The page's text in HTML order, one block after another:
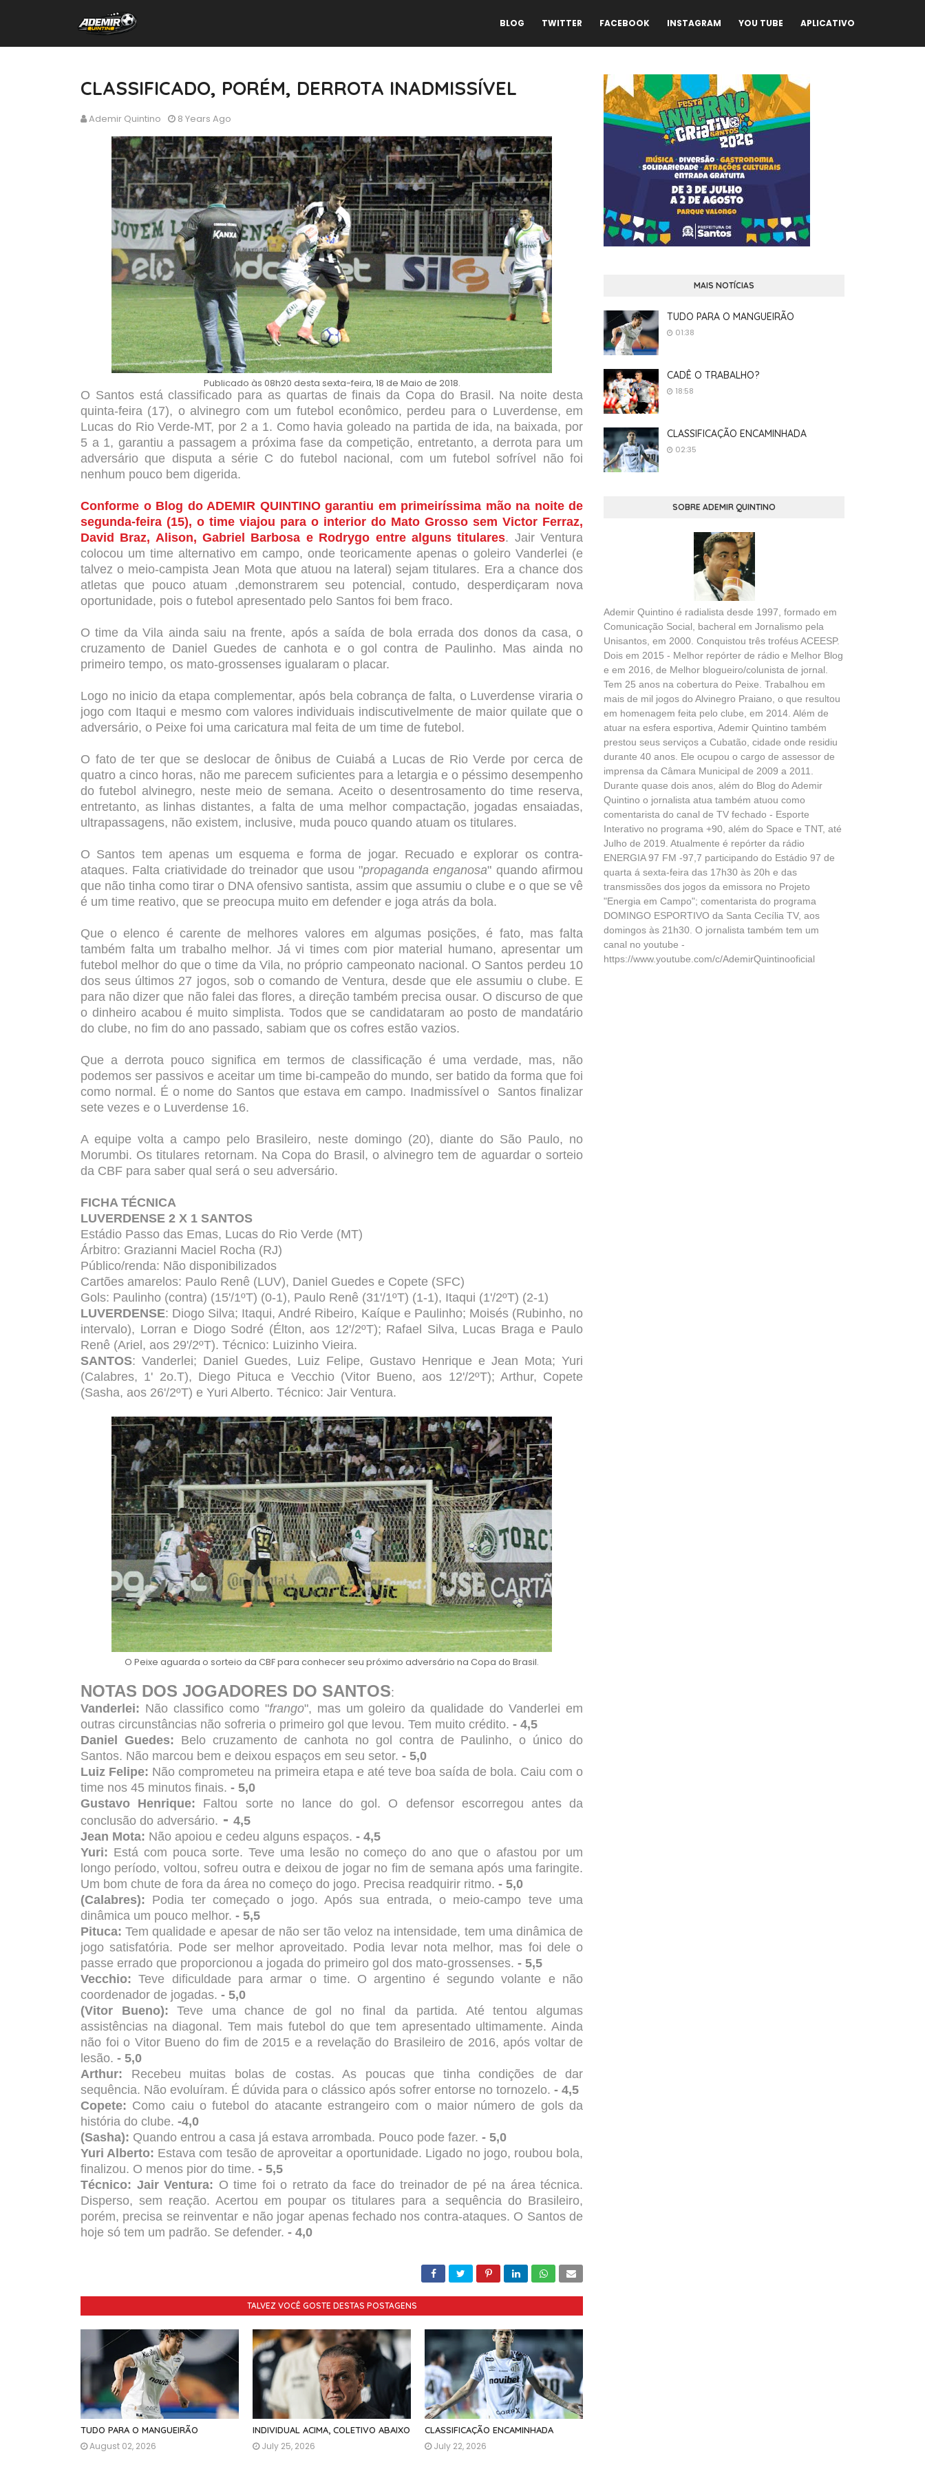
BLOG TWITTER FACEBOOK INSTAGRAM YOU TUBE APLICATIVO
CLASSIFICADO, PORÉM, DERROTA INADMISSÍVEL
Ademir Quintino 8 Years Ago
Publicado às 08h20 desta sexta-feira, 18 de Maio de 2018.
O Santos está classificado para as quartas de finais da Copa do Brasil. Na noite desta
quinta-feira (17), o alvinegro com um futebol econômico, perdeu para o Luverdense, em
Lucas do Rio Verde-MT, por 2 a 1. Como havia goleado na partida de ida, na baixada, por
5 a 1, garantiu a passagem a próxima fase da competição, entretanto, a derrota para um
adversário que disputa a série C do futebol nacional, com um futebol sofrível não foi
nenhum pouco bem digerida.
Conforme o Blog do ADEMIR QUINTINO garantiu em primeiríssima mão na noite de
segunda-feira (15), o time viajou para o interior do Mato Grosso sem Victor Ferraz,
David Braz, Alison, Gabriel Barbosa e Rodrygo entre alguns titulares. Jair Ventura
colocou um time alternativo em campo, onde teoricamente apenas o goleiro Vanderlei (e
talvez o meio-campista Jean Mota que atuou na lateral) sejam titulares. Era a chance dos
atletas que pouco atuam ,demonstrarem seu potencial, contudo, desperdiçaram nova
oportunidade, pois o futebol apresentado pelo Santos foi bem fraco.
O time da Vila ainda saiu na frente, após a saída de bola errada dos donos da casa, o
cruzamento de Daniel Guedes de canhota e o gol contra de Paulinho. Mas ainda no
primeiro tempo, os mato-grossenses igualaram o placar.
Logo no inicio da etapa complementar, após bela cobrança de falta, o Luverdense viraria o
jogo com Itaqui e mesmo com valores individuais indiscutivelmente de maior quilate que o
adversário, o Peixe foi uma caricatura mal feita de um time de futebol.
O fato de ter que se deslocar de ônibus de Cuiabá a Lucas de Rio Verde por cerca de
quatro a cinco horas, não me parecem suficientes para a letargia e o péssimo desempenho
do futebol alvinegro, neste meio de semana.Aceito o desentrosamento do time reserva,
entretanto, as linhas distantes, a falta de uma melhor compactação, jogadas ensaiadas,
ultrapassagens, não existem, inclusive, muda pouco quando atuam os titulares.
O Santos tem apenas um esquema e forma de jogar. Recuado e explorar os contra-
ataques. Falta criatividade do treinador que usou "propaganda enganosa" quando afirmou
que não tinha como tirar o DNA ofensivo santista, assim que assumiu o clube e o que se vê
é um time reativo, que se preocupa muito em defender e joga atrás da bola.
Que o elenco é carente de melhores valores em algumas posições, é fato, mas falta
também falta um trabalho melhor. Já vi times com pior material humano, apresentar um
futebol melhor do que o time da Vila, no próprio campeonato nacional. O Santos perdeu 10
dos seus últimos 27 jogos, sob o comando de Ventura, desde que ele assumiu o clube. E
para não dizer que não falei das flores, a direção também precisa ousar. O discurso de que
o dinheiro acabou é muito simplista. Todos que se candidataram ao posto de mandatário
do clube, no fim do ano passado, sabiam que os cofres estão vazios.
Que a derrota pouco significa em termos de classificação é uma verdade, mas, não
podemos ser passivos e aceitar um time bi-campeão do mundo, ser batido da forma que foi
como normal. É o nome do Santos que estava em campo. Inadmissível o Santos finalizar
sete vezes e o Luverdense 16.
A equipe volta a campo pelo Brasileiro, neste domingo (20), diante do São Paulo, no
Morumbi. Os titulares retornam. Na Copa do Brasil, o alvinegro tem de aguardar o sorteio
da CBF para saber qual será o seu adversário.
FICHA TÉCNICA
LUVERDENSE 2 X 1 SANTOS
Estádio Passo das Emas, Lucas do Rio Verde (MT)
Árbitro: Grazianni Maciel Rocha (RJ)
Público/renda: Não disponibilizados
Cartões amarelos: Paulo Renê (LUV), Daniel Guedes e Copete (SFC)
Gols: Paulinho (contra) (15'/1ºT) (0-1), Paulo Renê (31'/1ºT) (1-1), Itaqui (1'/2ºT) (2-1)
LUVERDENSE: Diogo Silva; Itaqui, André Ribeiro, Kaíque e Paulinho; Moisés (Rubinho, no
intervalo), Lorran e Diogo Sodré (Élton, aos 12'/2ºT); Rafael Silva, Lucas Braga e Paulo
Renê (Ariel, aos 29'/2ºT). Técnico: Luizinho Vieira.
SANTOS: Vanderlei; Daniel Guedes, Luiz Felipe, Gustavo Henrique e Jean Mota; Yuri
(Calabres, 1' 2o.T), Diego Pituca e Vecchio (Vitor Bueno, aos 12'/2ºT); Arthur, Copete
(Sasha, aos 26'/2ºT) e Yuri Alberto. Técnico: Jair Ventura.
O Peixe aguarda o sorteio da CBF para conhecer seu próximo adversário na Copa do Brasil.
NOTAS DOS JOGADORES DO SANTOS:
Vanderlei: Não classifico como "frango", mas um goleiro da qualidade do Vanderlei em
outras circunstâncias não sofreria o primeiro gol que levou. Tem muito crédito. - 4,5
Daniel Guedes: Belo cruzamento de canhota no gol contra de Paulinho, o único do
Santos. Não marcou bem e deixou espaços em seu setor. - 5,0
Luiz Felipe: Não comprometeu na primeira etapa e até teve boa saída de bola. Caiu com o
time nos 45 minutos finais. - 5,0
Gustavo Henrique: Faltou sorte no lance do gol. O defensor escorregou antes da
conclusão do adversário. - 4,5
Jean Mota: Não apoiou e cedeu alguns espaços. - 4,5
Yuri: Está com pouca sorte. Teve uma lesão no começo do ano que o afastou por um
longo período, voltou, sofreu outra e deixou de jogar no fim de semana após uma faringite.
Um bom chute de fora da área no começo do jogo. Precisa readquirir ritmo. - 5,0
(Calabres): Podia ter começado o jogo. Após sua entrada, o meio-campo teve uma
dinâmica um pouco melhor. - 5,5
Pituca:Tem qualidade e apesar de não ser tão veloz na intensidade, tem uma dinâmica de
jogo satisfatória. Pode ser melhor aproveitado. Podia levar nota melhor, mas foi dele o
passe errado que proporcionou a jogada do primeiro gol dos mato-grossenses. - 5,5
Vecchio:Teve dificuldade para armar o time. O argentino é segundo volante e não
coordenador de jogadas. - 5,0
(Vitor Bueno):Teve uma chance de gol no final da partida. Até tentou algumas
assistências na diagonal. Tem mais futebol do que tem apresentado ultimamente. Ainda
não foi o Vitor Bueno do fim de 2015 e a revelação do Brasileiro de 2016, após voltar de
lesão. - 5,0
Arthur: Recebeu muitas bolas de costas. As poucas que tinha condições de dar
sequência. Não evoluíram. É dúvida para o clássico após sofrer entorse no tornozelo. - 4,5
Copete: Como caiu o futebol do atacante estrangeiro com o maior número de gols da
história do clube. -4,0
(Sasha): Quando entrou a casa já estava arrombada. Pouco pode fazer. - 5,0
Yuri Alberto: Estava com tesão de aproveitar a oportunidade. Ligado no jogo, roubou bola,
finalizou. O menos pior do time. - 5,5
Técnico: Jair Ventura: O time foi o retrato da face do treinador de pé na área técnica.
Disperso, sem reação. Acertou em poupar os titulares para a sequência do Brasileiro,
porém, precisa se reinventar e não jogar apenas fechado nos contra-ataques. O Santos de
hoje só tem um padrão. Se defender. - 4,0
TALVEZ VOCÊ GOSTE DESTAS POSTAGENS
TUDO PARA O MANGUEIRÃO
August 02, 2026
INDIVIDUAL ACIMA, COLETIVO ABAIXO
July 25, 2026
CLASSIFICAÇÃO ENCAMINHADA
July 22, 2026
MAIS NOTÍCIAS
TUDO PARA O MANGUEIRÃO
01:38
CADÊ O TRABALHO?
18:58
CLASSIFICAÇÃO ENCAMINHADA
02:35
SOBRE ADEMIR QUINTINO
Ademir Quintino é radialista desde 1997, formado em
Comunicação Social, bacheral em Jornalismo pela
Unisantos, em 2000. Conquistou três troféus ACEESP.
Dois em 2015 - Melhor repórter de rádio e Melhor Blog
e em 2016, de Melhor blogueiro/colunista de jornal.
Tem 25 anos na cobertura do Peixe. Trabalhou em
mais de mil jogos do Alvinegro Praiano, o que resultou
em homenagem feita pelo clube, em 2014. Além de
atuar na esfera esportiva, Ademir Quintino também
prestou seus serviços a Cubatão, cidade onde residiu
durante 40 anos. Ele ocupou o cargo de assessor de
imprensa da Câmara Municipal de 2009 a 2011.
Durante quase dois anos, além do Blog do Ademir
Quintino o jornalista atua também atuou como
comentarista do canal de TV fechado - Esporte
Interativo no programa +90, além do Space e TNT, até
Julho de 2019. Atualmente é repórter da rádio
ENERGIA 97 FM -97,7 participando do Estádio 97 de
quarta á sexta-feira das 17h30 às 20h e das
transmissões dos jogos da emissora no Projeto
"Energia em Campo"; comentarista do programa
DOMINGO ESPORTIVO da Santa Cecília TV, aos
domingos às 21h30. O jornalista também tem um
canal no youtube -
https://www.youtube.com/c/AdemirQuintinooficial